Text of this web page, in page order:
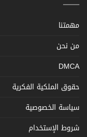
مهمتنا
من نحن
DMCA
حقوق الملكية الفكرية
سياسة الخصوصية
شروط الإستخدام